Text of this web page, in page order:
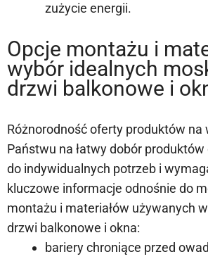
zużycie energii.
Opcje montażu i
wybór idealnych
drzwi balkonowe i
Różnorodność oferty produktów na
Państwu na łatwy dobór
do indywidualnych potrzeb i
kluczowe informacje odnośnie do
montażu i materiałów używanych
drzwi balkonowe i okna:
bariery chroniące przed